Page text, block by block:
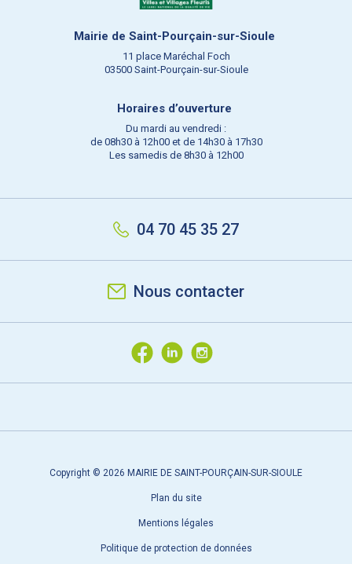
Mairie de Saint-Pourçain-sur-Sioule
11 place Maréchal Foch
03500 Saint-Pourçain-sur-Sioule
Horaires d’ouverture
Du mardi au vendredi :
de 08h30 à 12h00 et de 14h30 à 17h30
Les samedis de 8h30 à 12h00
04 70 45 35 27
Nous contacter
Copyright © 2026 MAIRIE DE SAINT-POURÇAIN-SUR-SIOULE
Plan du site
Mentions légales
Politique de protection de données